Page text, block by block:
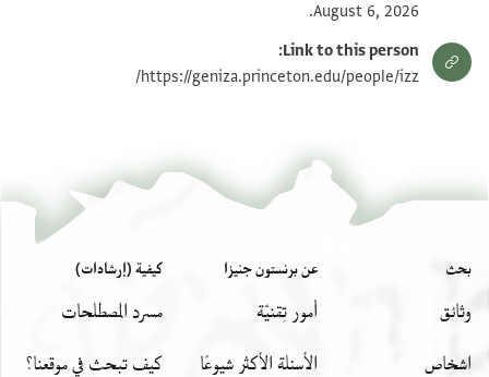
August 6, 2026.
Link to this person:
https://geniza.princeton.edu/people/izz/
بحث
وثائق
اشخاص
عن برنستون جنيزا
أمور تِقنيّة
الأسئلة الأكثر شيوعًا
كيفية (إرشادات)
مسرد المصطلحات
كيف تبحث في موقعنا؟